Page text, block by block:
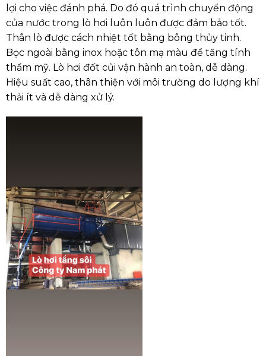
lợi cho việc đánh phá. Do đó quá trình chuyển động
của nước trong lò hơi luôn luôn được đảm bảo tốt.
Thân lò được cách nhiệt tốt bằng bông thủy tinh.
Bọc ngoài bằng inox hoặc tôn mạ màu để tăng tính
thẩm mỹ. Lò hơi đốt củi vận hành an toàn, dễ dàng.
Hiệu suất cao, thân thiện với môi trường do lượng khí
thải ít và dễ dàng xử lý.